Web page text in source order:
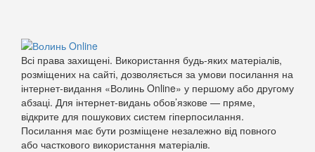
Всі права захищені. Використання будь-яких матеріалів,
розміщених на сайті, дозволяється за умови посилання на
інтернет-видання «Волинь Online» у першому або другому
абзаці. Для інтернет-видань обов’язкове — пряме,
відкрите для пошукових систем гіперпосилання.
Посилання має бути розміщене незалежно від повного
або часткового використання матеріалів.